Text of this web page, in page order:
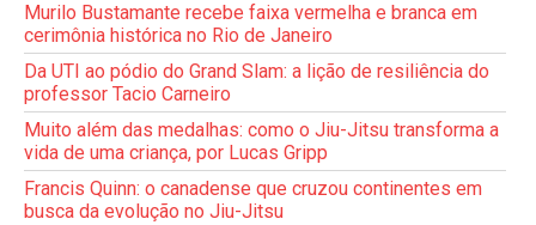
Murilo Bustamante recebe faixa vermelha e branca em
cerimônia histórica no Rio de Janeiro
Da UTI ao pódio do Grand Slam: a lição de resiliência do
professor Tacio Carneiro
Muito além das medalhas: como o Jiu-Jitsu transforma a
vida de uma criança, por Lucas Gripp
Francis Quinn: o canadense que cruzou continentes em
busca da evolução no Jiu-Jitsu